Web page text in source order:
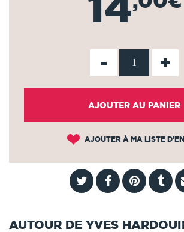
- +
AJOUTER AU PANIER
AJOUTER À MA LISTE
AUTOUR DE YVES